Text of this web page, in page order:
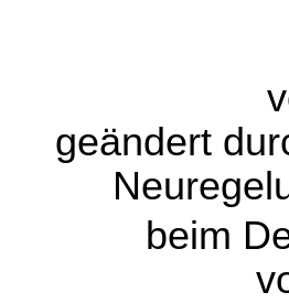
geändert
beim